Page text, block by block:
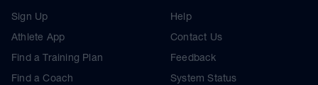
Sign Up
Athlete App
Find a Training Plan
Find a Coach
Help
Contact Us
Feedback
System Status